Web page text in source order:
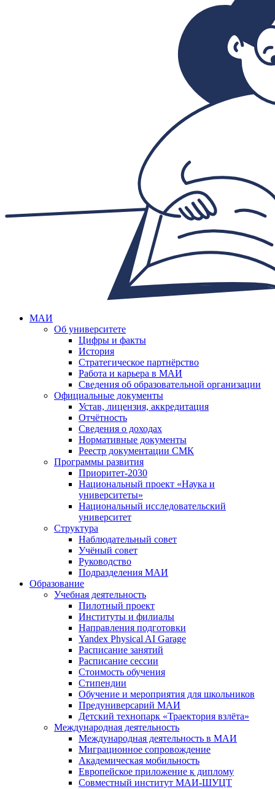
МАИ
Об университете
Цифры и факты
История
Стратегическое партнёрство
Работа и карьера в МАИ
Сведения об образовательной организации
Официальные документы
Устав, лицензия, аккредитация
Отчётность
Сведения о доходах
Нормативные документы
Реестр документации СМК
Программы развития
Приоритет-2030
Национальный проект «Наука и
университеты»
Национальный исследовательский
университет
Структура
Наблюдательный совет
Учёный совет
Руководство
Подразделения МАИ
Образование
Учебная деятельность
Пилотный проект
Институты и филиалы
Направления подготовки
Yandex Physical AI Garage
Расписание занятий
Расписание сессии
Стоимость обучения
Стипендии
Обучение и мероприятия для школьников
Предуниверсарий МАИ
Детский технопарк «Траектория взлёта»
Международная деятельность
Международная деятельность в МАИ
Миграционное сопровождение
Академическая мобильность
Европейское приложение к диплому
Совместный институт МАИ-ШУЦТ